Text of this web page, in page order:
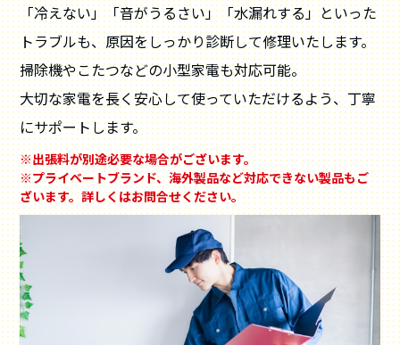
「冷えない」「音がうるさい」「水漏れする」といった
トラブルも、原因をしっかり診断して修理いたします。
掃除機やこたつなどの小型家電も対応可能。
大切な家電を長く安心して使っていただけるよう、丁寧
にサポートします。
※出張料が別途必要な場合がございます。
※プライベートブランド、海外製品など対応できない製品もご
ざいます。詳しくはお問合せください。